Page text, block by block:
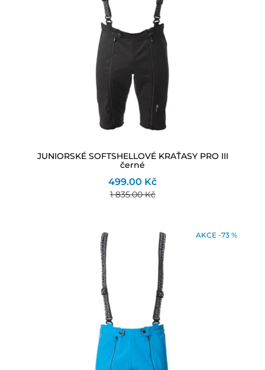
JUNIORSKÉ SOFTSHELLOVÉ KRAŤASY PRO III
černé
499.00 Kč
1 835.00 Kč
AKCE -73 %